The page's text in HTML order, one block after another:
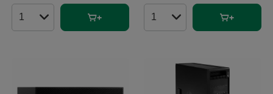
Ilość produktów Ilość produktów